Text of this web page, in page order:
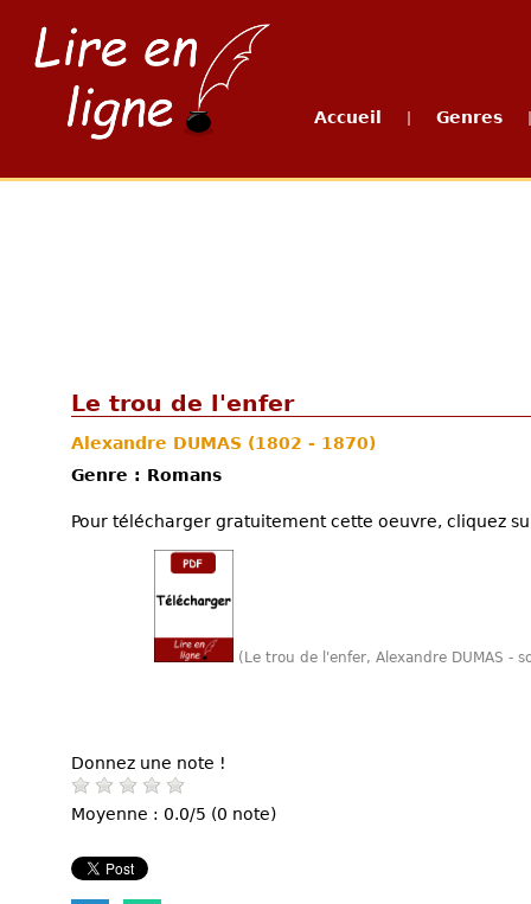
Accueil Genres
Le trou de l'enfer
Alexandre DUMAS (1802 - 1870)
Genre : Romans
Pour télécharger gratuitement cette oeuvre, cliquez
(Le trou de l'enfer, Alexandre DUMAS -
Donnez une note !
Moyenne : 0.0/5 (0 note)